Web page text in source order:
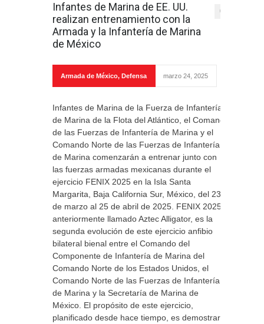
Infantes de Marina de EE. UU.
realizan entrenamiento con la
Armada y la Infantería de Marina
de México
0
Armada de México, Defensa marzo 24, 2025
Infantes de Marina de la Fuerza de Infantería
de Marina de la Flota del Atlántico, el Comando
de las Fuerzas de Infantería de Marina y el
Comando Norte de las Fuerzas de Infantería
de Marina comenzarán a entrenar junto con
las fuerzas armadas mexicanas durante el
ejercicio FENIX 2025 en la Isla Santa
Margarita, Baja California Sur, México, del 23
de marzo al 25 de abril de 2025. FENIX 2025,
anteriormente llamado Aztec Alligator, es la
segunda evolución de este ejercicio anfibio
bilateral bienal entre el Comando del
Componente de Infantería de Marina del
Comando Norte de los Estados Unidos, el
Comando Norte de las Fuerzas de Infantería
de Marina y la Secretaría de Marina de
México. El propósito de este ejercicio,
planificado desde hace tiempo, es demostrar la